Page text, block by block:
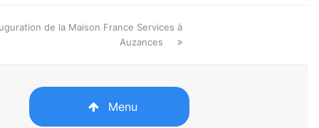
de la Maison France Services à
Auzances
Menu